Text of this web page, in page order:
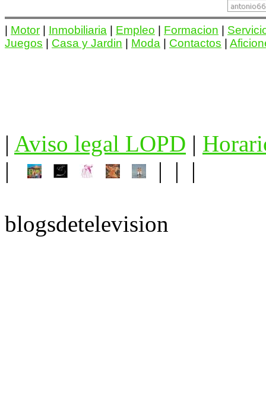
Motor Inmobiliaria Empleo Formacion
Juegos
Casa y Jardin Moda Contactos
| Aviso legal LOPD |
|
| | |
blogsdetelevision